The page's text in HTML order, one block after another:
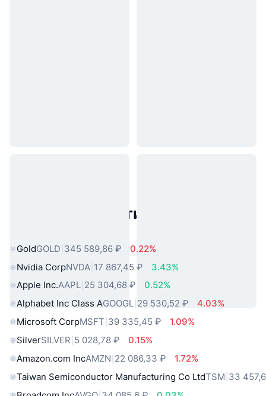
Популярные активы реального
GoldGOLD 345 589,86 ₽
0.22%
Nvidia CorpNVDA 17 867,45 ₽
3.43%
Apple Inc.AAPL 25 304,68 ₽
0.52%
Alphabet Inc Class AGOOGL 29 530,52 ₽
4.03%
Microsoft CorpMSFT 39 335,45 ₽
1.09%
SilverSILVER 5 028,78 ₽
0.15%
Amazon.com IncAMZN 22 086,33 ₽
1.72%
Taiwan Semiconductor Manufacturing Co LtdTSM 33